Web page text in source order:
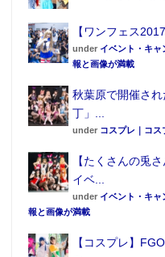
ト購入した方にピザハ
マウスパッドがプレゼ
【ワンフェス
under イベント・キャ
報と画像が満載
秋葉原で開催さ
丁」...
under コスプレ｜コス
【たくさんの兎
イベ...
under イベント・キャ
報と画像が満載
【コスプレ】